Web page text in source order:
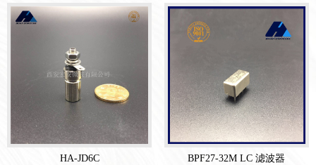
HA-JD6C BPF27-32M LC 滤波器